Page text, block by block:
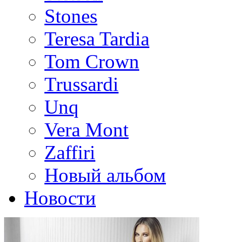
Stones
Teresa Tardia
Tom Crown
Trussardi
Unq
Vera Mont
Zaffiri
Новый альбом
Новости